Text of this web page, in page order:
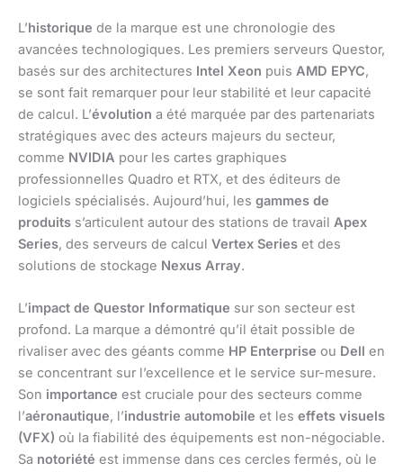
L’historique de la marque est une chronologie des
avancées technologiques. Les premiers serveurs Questor,
basés sur des architectures Intel Xeon puis AMD EPYC,
se sont fait remarquer pour leur stabilité et leur capacité
de calcul. L’évolution a été marquée par des partenariats
stratégiques avec des acteurs majeurs du secteur,
comme NVIDIA pour les cartes graphiques
professionnelles Quadro et RTX, et des éditeurs de
logiciels spécialisés. Aujourd’hui, les gammes de
produits s’articulent autour des stations de travail Apex
Series, des serveurs de calcul Vertex Series et des
solutions de stockage Nexus Array.
L’impact de Questor Informatique sur son secteur est
profond. La marque a démontré qu’il était possible de
rivaliser avec des géants comme HP Enterprise ou Dell en
se concentrant sur l’excellence et le service sur-mesure.
Son importance est cruciale pour des secteurs comme
l’aéronautique, l’industrie automobile et les effets visuels
(VFX) où la fiabilité des équipements est non-négociable.
Sa notoriété est immense dans ces cercles fermés, où le